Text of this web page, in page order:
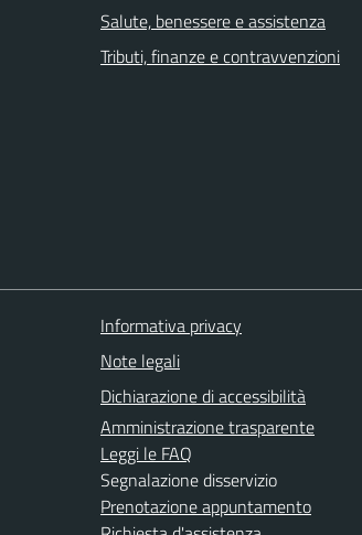
Salute, benessere e assistenza
Tributi, finanze e contravvenzioni
Informativa privacy
Note legali
Dichiarazione di accessibilità
Amministrazione trasparente
Leggi le FAQ
Segnalazione disservizio
Prenotazione appuntamento